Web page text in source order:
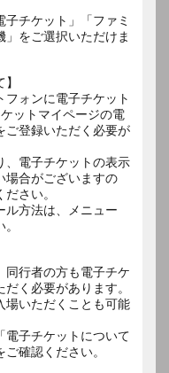
チケット」「ファミ
」をご選択いただけま
ォンに電子チケット
ットマイページの電
ご登録いただく必要が
、電子チケットの表示
場合がございますの
さい。
方法は、メニュー
同行者の方も電子チケ
く必要があります。
いただくことも可能
子チケットについて
確認ください。